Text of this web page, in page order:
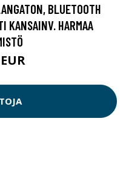
BLUETOOTH
KANSAINV. HARMAA